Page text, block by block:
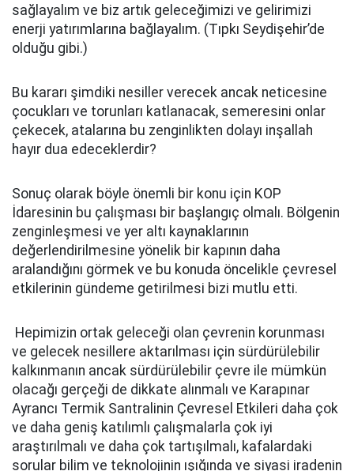
sağlayalım ve biz artık geleceğimizi ve gelirimizi
enerji yatırımlarına bağlayalım. (Tıpkı Seydişehir’de
olduğu gibi.)
Bu kararı şimdiki nesiller verecek ancak neticesine
çocukları ve torunları katlanacak, semeresini onlar
çekecek, atalarına bu zenginlikten dolayı inşallah
hayır dua edeceklerdir?
Sonuç olarak böyle önemli bir konu için KOP
İdaresinin bu çalışması bir başlangıç olmalı. Bölgenin
zenginleşmesi ve yer altı kaynaklarının
değerlendirilmesine yönelik bir kapının daha
aralandığını görmek ve bu konuda öncelikle çevresel
etkilerinin gündeme getirilmesi bizi mutlu etti.
Hepimizin ortak geleceği olan çevrenin korunması
ve gelecek nesillere aktarılması için sürdürülebilir
kalkınmanın ancak sürdürülebilir çevre ile mümkün
olacağı gerçeği de dikkate alınmalı ve Karapınar
Ayrancı Termik Santralinin Çevresel Etkileri daha çok
ve daha geniş katılımlı çalışmalarla çok iyi
araştırılmalı ve daha çok tartışılmalı, kafalardaki
sorular bilim ve teknolojinin ışığında ve siyasi iradenin